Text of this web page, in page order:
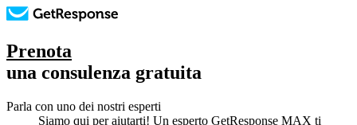
Prenota
una consulenza gratuita
Parla con uno dei nostri esperti
Siamo qui per aiutarti! Un esperto GetResponse MAX ti